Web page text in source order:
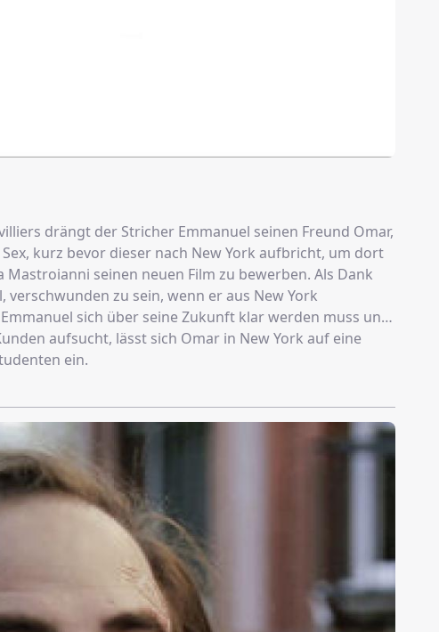
drängt der Stricher Emmanuel seinen Freund Omar,
kurz bevor dieser nach New York aufbricht, um dort
Mastroianni seinen neuen Film zu bewerben. Als Dank
verschwunden zu sein, wenn er aus New York
sich über seine Zukunft klar werden muss und
aufsucht, lässt sich Omar in New York auf eine
ein.